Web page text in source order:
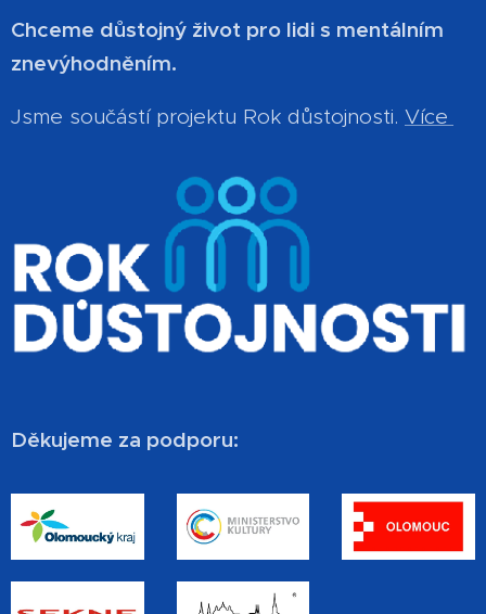
Chceme důstojný život pro lidi s mentálním
znevýhodněním.
Jsme součástí projektu Rok důstojnosti. Více
Děkujeme za podporu: